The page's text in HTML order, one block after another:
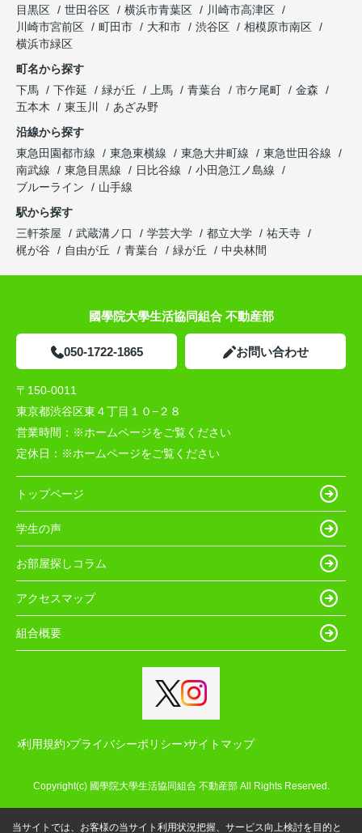
目黒区
世田谷区 横浜市青葉区
川崎市高津区
川崎市宮前区
町田市 大和市 渋谷区
相模原市南区
横浜市緑区
町名から探す
下馬
下作延 緑が丘 上馬 青葉台 市ケ尾町
金森
五本木
東玉川
あざみ野
沿線から探す
東急田園都市線
東急東横線 東急大井町線
東急世田谷線
南武線
東急目黒線 日比谷線
小田急江ノ島線
ブルーライン
山手線
駅から探す
三軒茶屋
武蔵溝ノ口 学芸大学 都立大学
祐天寺
梶が谷
自由が丘 青葉台 緑が丘 中央林間
國學院大學生活協同組合 不動産部
050-1722-1865 お問い合わせ
〒150-0011
東京都渋谷区東４丁目１０−２８
営業時間： ※ホームページをご覧ください
定休日： ※ホームページをご覧ください
トップページ
学生の声
お部屋探しコラム
アクセスマップ
組合概要
利用規約 プライバシーポリシー サイトマップ
Copyright(c) 國學院大學生活協同組合 不動産部 All Rights Reserved.
当サイトでは、お客様の当サイト利用状況把握、サービス向上検討を目的と